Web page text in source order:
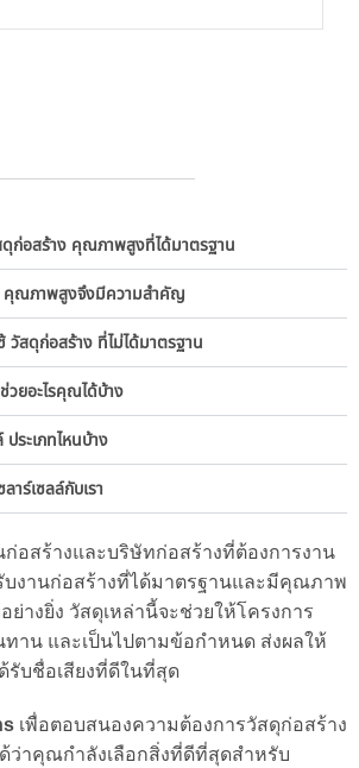
ก่อสร้าง คุณภาพสูงที่ได้มาตรฐาน
คุณภาพสูงจึงมีความสำคัญ
วัสดุก่อสร้าง ที่ไม่ได้มาตรฐาน
ยอะไรคุณได้บ้าง
ระเภทไหนบ้าง
าร์เซลล์กับเรา
ก่อสร้างและบริษัทก่อสร้างที่ต้องการงาน
บงานก่อสร้างที่ได้มาตรฐานและมีคุณภาพ
างยิ่ง วัสดุเหล่านี้จะช่วยให้โครงการ
าน และเป็นไปตามข้อกำหนด ส่งผลให้
รับชื่อเสียงที่ดีในที่สุด
เพื่อตอบสนองความต้องการวัสดุก่อสร้าง
ว่าคุณกำลังเลือกสิ่งที่ดีที่สุดสำหรับ